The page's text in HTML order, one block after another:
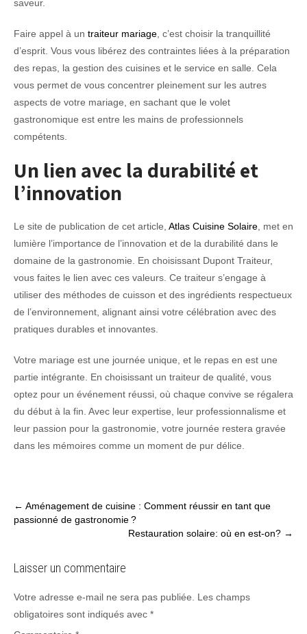
saveur.
Faire appel à un traiteur mariage , c’est choisir la tranquillité
d’esprit. Vous vous libérez des contraintes liées à la préparation
des repas, la gestion des cuisines et le service en salle. Cela
vous permet de vous concentrer pleinement sur les autres
aspects de votre mariage, en sachant que le volet
gastronomique est entre les mains de professionnels
compétents.
Un lien avec la durabilité et
l’innovation
Le site de publication de cet article, Atlas Cuisine Solaire , met en
lumière l’importance de l’innovation et de la durabilité dans le
domaine de la gastronomie. En choisissant Dupont Traiteur,
vous faites le lien avec ces valeurs. Ce traiteur s’engage à
utiliser des méthodes de cuisson et des ingrédients respectueux
de l’environnement, alignant ainsi votre célébration avec des
pratiques durables et innovantes.
Votre mariage est une journée unique, et le repas en est une
partie intégrante. En choisissant un traiteur de qualité, vous
optez pour un événement réussi, où chaque convive se régalera
du début à la fin. Avec leur expertise, leur professionnalisme et
leur passion pour la gastronomie, votre journée restera gravée
dans les mémoires comme un moment de pur délice.
Post
navigation
← Aménagement de cuisine : Comment réussir en tant que
passionné de gastronomie ?
Restauration solaire: où en est-on? →
Laisser un commentaire
Votre adresse e-mail ne sera pas publiée.
Les champs
obligatoires sont indiqués avec *